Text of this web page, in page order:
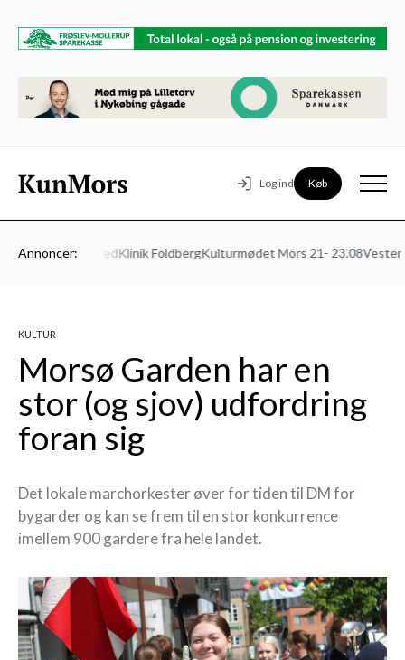
Log ind Køb
Annoncer:
Autoværksted Klinik FoldbergKulturmødet Mors 21- 23.08Vesters
KULTUR
Morsø Garden har en
stor (og sjov) udfordring
foran sig
Det lokale marchorkester øver for tiden til DM for
bygarder og kan se frem til en stor konkurrence
imellem 900 gardere fra hele landet.